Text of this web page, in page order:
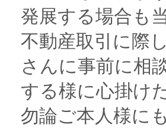
発展する場合も
不動産取引に際
さんに事前に相
する様に心掛け
勿論ご本人様に